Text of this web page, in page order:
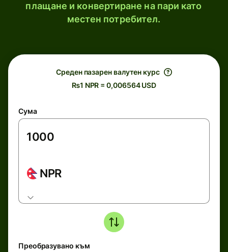
плащане и конвертиране на пари като
местен потребител.
Среден пазарен валутен курс
₨1 NPR = 0,006564 USD
Сума
NPR
Преобразувано към